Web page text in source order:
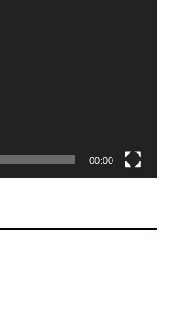
00:00